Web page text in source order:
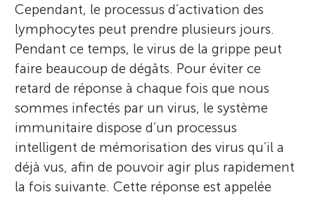
Cependant, le processus d’activation des
lymphocytes peut prendre plusieurs jours.
Pendant ce temps, le virus de la grippe peut
faire beaucoup de dégâts. Pour éviter ce
retard de réponse à chaque fois que nous
sommes infectés par un virus, le système
immunitaire dispose d’un processus
intelligent de mémorisation des virus qu’il a
déjà vus, afin de pouvoir agir plus rapidement
la fois suivante. Cette réponse est appelée